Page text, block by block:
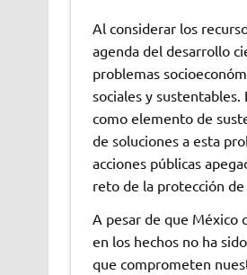
Al considerar los
agenda del desarrollo
problemas
sociales y
como elemento de
de soluciones a esta
acciones públicas
reto de la protección de
A pesar de que México
en los hechos no ha
que comprometen